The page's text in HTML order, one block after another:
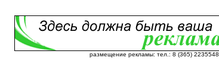
размещение рекламы: тел.: 8 (365) 2235548